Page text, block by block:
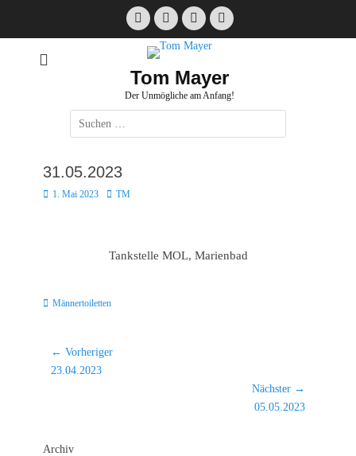
Facebook
E-
Mail
InstagramWebsite
Tom Mayer
Der Unmögliche am Anfang!
Suche
nach:
31.05.2023
Posted
1. Mai 2023 Autor
TM
Tankstelle MOL, Marienbad
Kategorien
Männertoiletten
Beitragsnavigation
← Vorheriger
Vorheriger
23.04.2023
Nächster →
05.05.2023
Archiv